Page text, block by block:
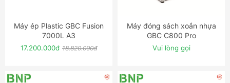
ĐẶT NGAY
Máy ép Plastic GBC Fusion
7000L A3
17.200.000đ 18.820.000đ
ĐẶT NGAY
Máy đóng sách xoắn nhựa
GBC C800 Pro
Vui lòng gọi